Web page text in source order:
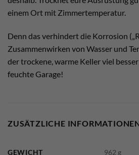
einem Ort mit Zimmertemperatur.
Denn das verhindert die Korrosion
Zusammenwirken von Wasser und
der trockene, warme Keller viel
feuchte Garage!
ZUSÄTZLICHE
GEWICHT
962 g